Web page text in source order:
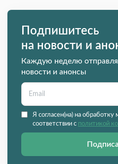
Подпишитесь
на новости и
Каждую неделю
новости и анонсы
Я согласен(на) на
соответствии с политикой